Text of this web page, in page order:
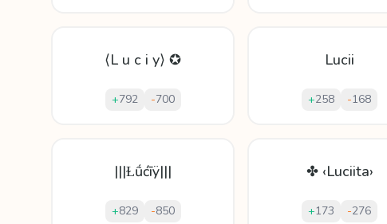
⟨L u c i y⟩ ✪
+792 -700
Lucii
+258 -168
|||Ɫṹćīÿ|||
+829 -850
✤ ‹Luciita›
+173 -276